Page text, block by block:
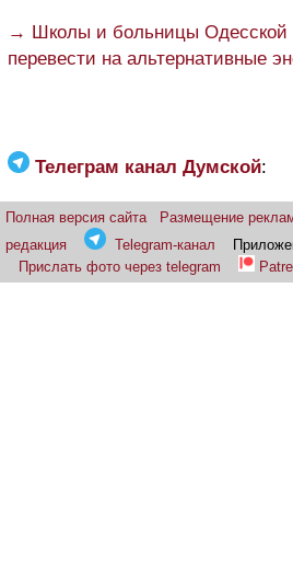
→ Школы и больницы Одесской
перевести на альтернативные
Телеграм канал Думской:
Полная версия сайта Размещение
редакция
Telegram-канал
Прислать фото через telegram